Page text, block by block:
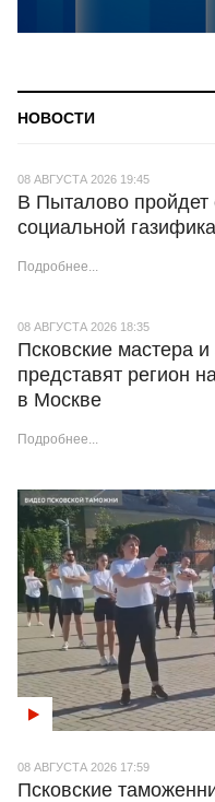
НОВОСТИ
08 АВГУСТА 2026 19:45
В Пыталово пройдет
социальной
Подробнее...
08 АВГУСТА 2026 18:35
Псковские мастера
представят регион
в Москве
Подробнее...
08 АВГУСТА 2026 17:59
Псковские